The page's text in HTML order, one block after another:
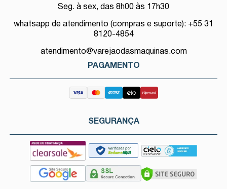
Seg. à sex, das 8h00 às 17h30
whatsapp de atendimento (compras e suporte): +55 31
8120-4854
atendimento@varejaodasmaquinas.com
PAGAMENTO
SEGURANÇA